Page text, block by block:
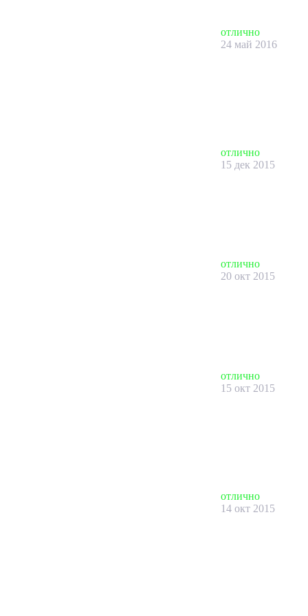
отлично
24 май 2016
отлично
15 дек 2015
отлично
20 окт 2015
отлично
15 окт 2015
отлично
14 окт 2015